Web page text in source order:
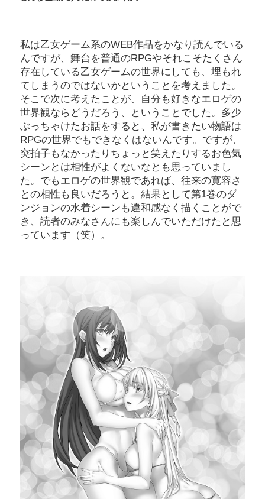
私は乙女ゲーム系のWEB作品をかなり読んでいる
んですが、舞台を普通のRPGやそれこそたくさん
存在している乙女ゲームの世界にしても、埋もれ
てしまうのではないかということを考えました。
そこで次に考えたことが、自分も好きなエロゲの
世界観ならどうだろう、ということでした。多少
ぶっちゃけたお話をすると、私が書きたい物語は
RPGの世界でもできなくはないんです。ですが、
突拍子もなかったりちょっと笑えたりするお色気
シーンとは相性がよくないなとも思っていまし
た。でもエロゲの世界観であれば、往来の寛容さ
との相性も良いだろうと。結果として第1巻のダ
ンジョンの水着シーンも違和感なく描くことがで
き、読者のみなさんにも楽しんでいただけたと思
っています（笑）。